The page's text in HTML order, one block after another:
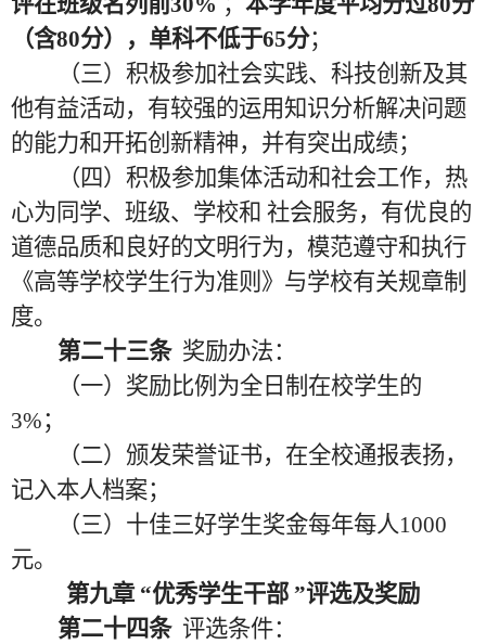
（含80分），单科不低于65分；
（三）积极参加社会实践、科技创新及其
他有益活动，有较强的运用知识分析解决问题
的能力和开拓创新精神，并有突出成绩；
（四）积极参加集体活动和社会工作，热
心为同学、班级、学校和 社会服务，有优良的
道德品质和良好的文明行为，模范遵守和执行
《高等学校学生行为准则》与学校有关规章制
度。
第二十三条 奖励办法：
（一）奖励比例为全日制在校学生的
3%；
（二）颁发荣誉证书，在全校通报表扬，
记入本人档案；
（三） 十佳三好学生奖金每年每人1000
元。
第九章 “优秀学生干部 ”评选及奖励
第二十四条 评选条件：